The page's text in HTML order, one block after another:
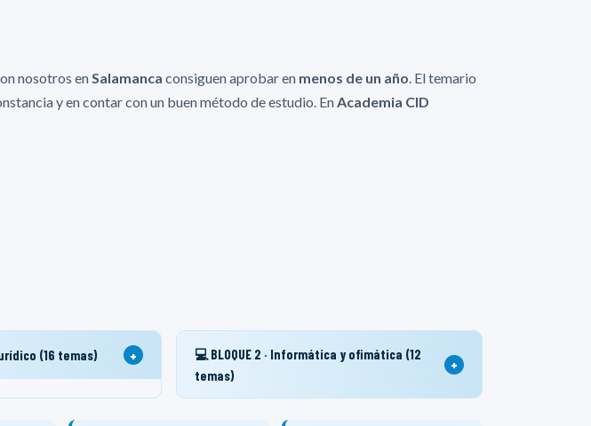
nosotros enSalamanca consiguen aprobar en menos de un año. El temario
y en contar con un buen método de estudio. EnAcademia CID
(16 temas) +
💻 BLOQUE 2 · Informática y ofimática (12
temas)
+